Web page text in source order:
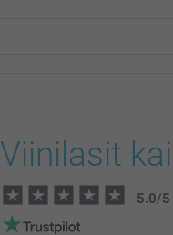
Viinilasit
5.0/5